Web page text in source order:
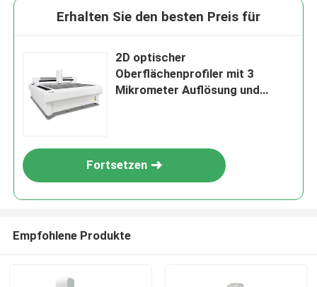
Erhalten Sie den besten Preis für
2D optischer
Oberflächenprofiler mit 3
Mikrometer Auflösung und
Fortsetzen
Empfohlene Produkte